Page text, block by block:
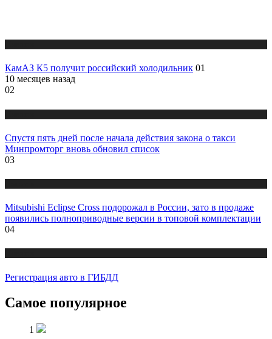
КамАЗ К5 получит российский холодильник 01
10 месяцев назад
02
Спустя пять дней после начала действия закона о такси
Минпромторг вновь обновил список
03
Mitsubishi Eclipse Cross подорожал в России, зато в продаже
появились полноприводные версии в топовой комплектации
04
Регистрация авто в ГИБДД
Самое популярное
1